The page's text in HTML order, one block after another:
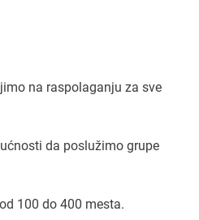
na raspolaganju za sve
da poslužimo grupe
100 do 400 mesta.